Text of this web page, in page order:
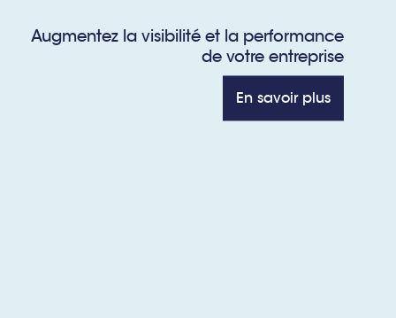
Augmentez la visibilité et la performance
de votre entreprise
En savoir plus